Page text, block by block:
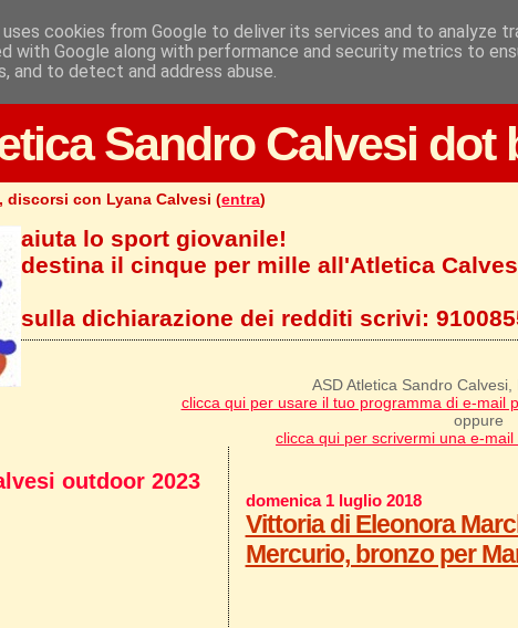
Sandro Calvesi dot
discorsi con Lyana Calvesi (entra)
aiuta lo sport giovanile!
destina il cinque per mille all'Atletica
sulla dichiarazione dei redditi scrivi:
ASD Atletica Sandro
clicca qui per usare il tuo programma di e-mail
oppure
clicca qui per scrivermi una e-
domenica 1 luglio 2018
Vittoria di Eleonora
Mercurio, bronzo per
outdoor 2023
cookies from Google to deliver its services and to analyze
with Google along with performance and security metrics to
and to detect and address abuse.